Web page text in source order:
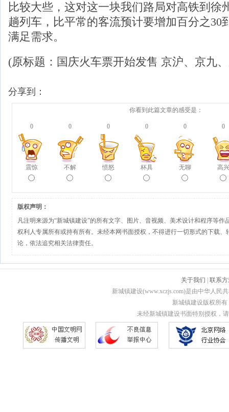
比较大些，这对这一块我们路局对高铁到徐
趟列车，比平常的客流预计要增加百分之30
满足需求。
(原标题：国庆火车票开始发售 京沪、京九
分享到：
你看到此篇文章的感受是：
0
震惊
0
不解
0
愤怒
0
杯具
0
无聊
0
高兴
版权声明：
凡注明来源为“新城镇建设”的所有文字、图片、音视频、美术设计和程序等作
权利人专属所有或持有所有。未经本网书面授权，不得进行一切形式的下载、
论，依法追究相关法律责任。
关于我们
联系
新城镇建设(www.xczjs.com)是由中华人民
新城镇建设版权所有
未经新城镇建设书面特别授权，